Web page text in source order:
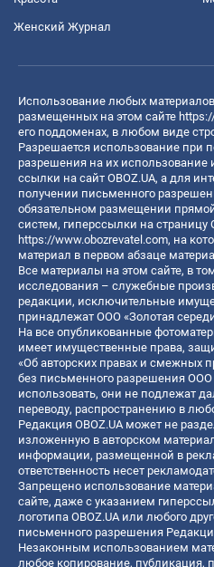
Женский Журнал
Использование любых
размещенных на этом сайте
его поддоменах, в любом виде
Разрешается использование при
разрешения на их использование
ссылки на сайт OBOZ.UA, а для
получении письменного
обязательном размещении
систем, гиперссылки на страницу
https://www.obozrevatel.com, на
материал в первом абзаце
Все материалы на этом сайте, в
исследования – служебные
редакции, исключительные
принадлежат ООО «Золотая
На все опубликованные
имеет имущественные права,
«Об авторских правах и смежных
без письменного разрешения ООО
использовать, они не подлежат
переводу, распространению в
Редакция OBOZ.UA может не
изложенную в авторском
информации, размещенной в
ответственность несет
Запрещено использование
сайте, даже с указанием
логотипа OBOZ.UA или любого
письменного разрешения
Незаконным использованием
любое копирование, публикация,